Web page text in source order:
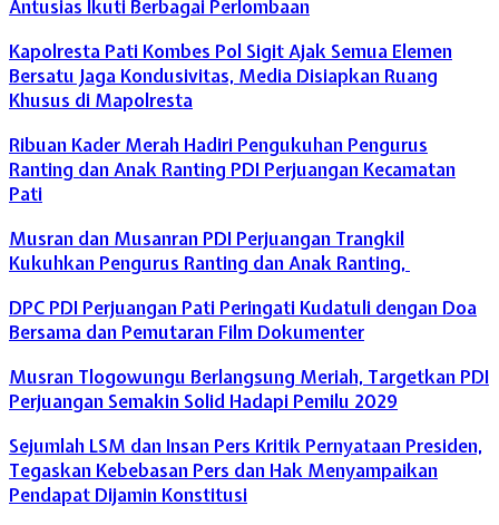
Antusias Ikuti Berbagai Perlombaan
Kapolresta Pati Kombes Pol Sigit Ajak Semua Elemen
Bersatu Jaga Kondusivitas, Media Disiapkan Ruang
Khusus di Mapolresta
Ribuan Kader Merah Hadiri Pengukuhan Pengurus
Ranting dan Anak Ranting PDI Perjuangan Kecamatan
Pati
Musran dan Musanran PDI Perjuangan Trangkil
Kukuhkan Pengurus Ranting dan Anak Ranting,
DPC PDI Perjuangan Pati Peringati Kudatuli dengan Doa
Bersama dan Pemutaran Film Dokumenter
Musran Tlogowungu Berlangsung Meriah, Targetkan PDI
Perjuangan Semakin Solid Hadapi Pemilu 2029
Sejumlah LSM dan Insan Pers Kritik Pernyataan Presiden,
Tegaskan Kebebasan Pers dan Hak Menyampaikan
Pendapat Dijamin Konstitusi